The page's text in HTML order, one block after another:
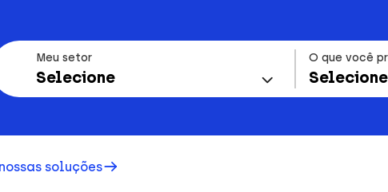
Meu setor
Selecione
O que você
Selecione
soluções